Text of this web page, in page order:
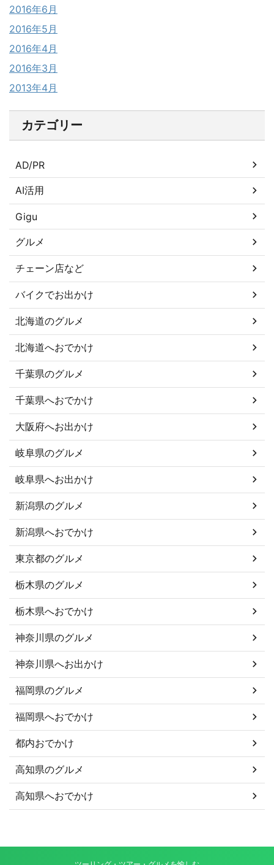
2016年6月
2016年5月
2016年4月
2016年3月
2013年4月
カテゴリー
AD/PR
AI活用
Gigu
グルメ
チェーン店など
バイクでお出かけ
北海道のグルメ
北海道へおでかけ
千葉県のグルメ
千葉県へおでかけ
大阪府へお出かけ
岐阜県のグルメ
岐阜県へお出かけ
新潟県のグルメ
新潟県へおでかけ
東京都のグルメ
栃木県のグルメ
栃木県へおでかけ
神奈川県のグルメ
神奈川県へお出かけ
福岡県のグルメ
福岡県へおでかけ
都内おでかけ
高知県のグルメ
高知県へおでかけ